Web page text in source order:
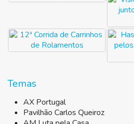
Temas
AX Portugal
Pavilhão Carlos Queiroz